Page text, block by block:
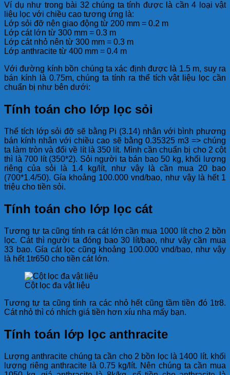
Ví dụ như trong bài 32 chúng ta tính được là cần 4 loại vật
liệu lọc với chiều cao tương ứng là:
Lớp sỏi đỡ nên giao động từ 200 mm = 0.2 m
Lớp cát lớn từ 300 mm = 0.3 m
Lớp cát nhỏ nên từ 300 mm = 0.3 m
Lớp anthracite từ 400 mm = 0.4 m
Với đường kính bồn chúng ta xác định được là 1.5 m, suy ra
bán kính là 0.75m, chúng ta tính ra thể tích vật liệu lọc cần
chuẩn bị như bên dưới:
Tính toán cho lớp lọc sỏi
Thể tích lớp sỏi đỡ sẽ bằng Pi (3.14) nhân với bình phương
bán kính nhân với chiều cao sẽ bằng 0.35325 m3 => chúng
ta làm tròn và đổi về lít là 350 lít. Mình cần chuẩn bị cho 2 cột
thì là 700 lít (350*2). Sỏi người ta bán bao 50 kg, khối lượng
riêng của sỏi là 1.4 kg/lít, như vậy là cần mua 20 bao
(700*1.4/50). Gía khoảng 100.000 vnd/bao, như vậy là hết 1
triệu cho tiền sỏi.
Tính toán cho lớp lọc cát
Tương tự ta cũng tính ra cát lớn cần mua 1000 lít cho 2 bồn
lọc. Cát thì người ta đóng bao 30 lít/bao, như vậy cần mua
33 bao. Gía cát lọc cũng khoảng 100.000 vnd/bao, như vậy
là hết 1tr650 cho tiền cát lớn.
Cột lọc đa vật liệu
Tương tự ta cũng tính ra các nhỏ hết cũng tầm tiền đó 1tr8.
Cát nhỏ thì có nhích giá tiền hơn xíu nha mấy bạn.
Tính toán lớp lọc anthracite
Lượng anthracite chúng ta cần cho 2 bồn lọc là 1400 lít. khối
lượng riêng anthracite là 0.75 kg/lít. Nên chúng ta cần mua